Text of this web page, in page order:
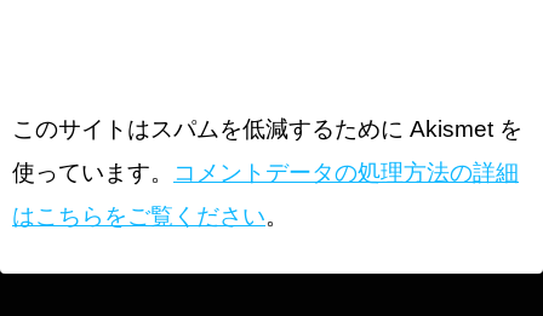
このサイトはスパムを低減するために Akismet を
使っています。
コメントデータの処理方法の詳細
はこちらをご覧ください。